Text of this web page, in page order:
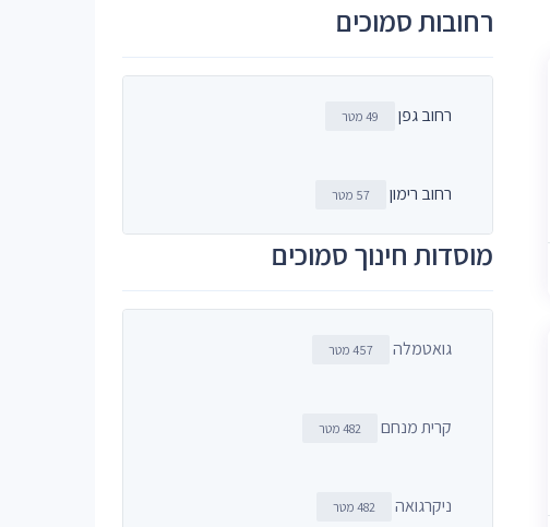
רחובות סמוכים
רחוב גפן 49 מטר
רחוב רימון 57 מטר
מוסדות חינוך סמוכים
גואטמלה 457 מטר
קרית מנחם 482 מטר
ניקרגואה 482 מטר